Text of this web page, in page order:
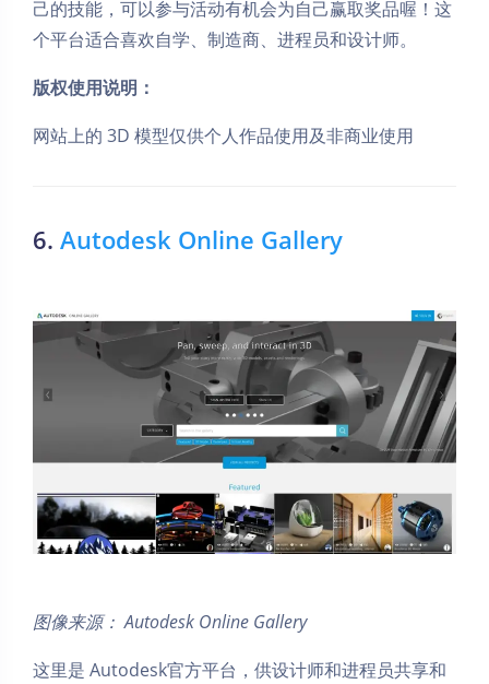
己的技能，可以参与活动有机会为自己赢取奖品喔！这
个平台适合喜欢自学、制造商、进程员和设计师。
版权使用说明：
网站上的 3D 模型仅供个人作品使用及非商业使用
6. Autodesk Online Gallery
图像来源： Autodesk Online Gallery
这里是 Autodesk官方平台，供设计师和进程员共享和